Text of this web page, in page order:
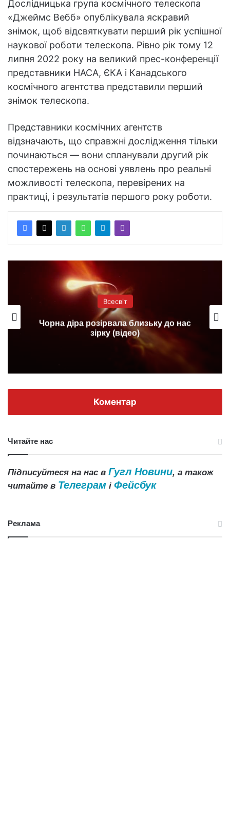
Дослідницька група космічного телескопа
«Джеймс Вебб» опублікувала яскравий
знімок, щоб відсвяткувати перший рік успішної
наукової роботи телескопа. Рівно рік тому 12
липня 2022 року на великий прес-конференції
представники НАСА, ЄКА і Канадського
космічного агентства представили перший
знімок телескопа.
Представники космічних агентств
відзначають, що справжні дослідження тільки
починаються — вони спланували другий рік
спостережень на основі уявлень про реальні
можливості телескопа, перевірених на
практиці, і результатів першого року роботи.
Всесвіт
Чорна діра розірвала близьку до нас
зірку (відео)
Коментар
Читайте нас
Підписуйтеся на нас в Гугл Новини, а також
читайте в Телеграм і Фейсбук
Реклама